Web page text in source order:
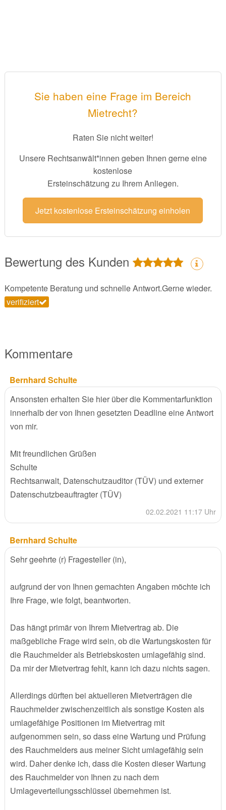
Sie haben eine Frage im Bereich
Mietrecht?
Raten Sie nicht weiter!
Unsere Rechtsanwält*innen geben Ihnen gerne eine
kostenlose
Ersteinschätzung zu Ihrem Anliegen.
Jetzt kostenlose Ersteinschätzung einholen
Bewertung des Kunden
Kompetente Beratung und schnelle Antwort.Gerne wieder.
verifiziert
Kommentare
Bernhard Schulte
Ansonsten erhalten Sie hier über die Kommentarfunktion
innerhalb der von Ihnen gesetzten Deadline eine Antwort
von mir.
Mit freundlichen Grüßen
Schulte
Rechtsanwalt, Datenschutzauditor (TÜV) und externer
Datenschutzbeauftragter (TÜV)
02.02.2021 11:17 Uhr
Bernhard Schulte
Sehr geehrte (r) Fragesteller (in),
aufgrund der von Ihnen gemachten Angaben möchte ich
Ihre Frage, wie folgt, beantworten.
Das hängt primär von Ihrem Mietvertrag ab. Die
maßgebliche Frage wird sein, ob die Wartungskosten für
die Rauchmelder als Betriebskosten umlagefähig sind.
Da mir der Mietvertrag fehlt, kann ich dazu nichts sagen.
Allerdings dürften bei aktuelleren Mietverträgen die
Rauchmelder zwischenzeitlich als sonstige Kosten als
umlagefähige Positionen im Mietvertrag mit
aufgenommen sein, so dass eine Wartung und Prüfung
des Rauchmelders aus meiner Sicht umlagefähig sein
wird. Daher denke ich, dass die Kosten dieser Wartung
des Rauchmelder von Ihnen zu nach dem
Umlageverteilungsschlüssel übernehmen ist.